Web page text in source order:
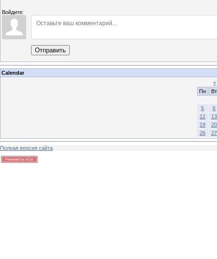
Войдите:
Отправить
Calendar
«
Пн
Вт
5
6
12
13
19
20
26
27
Полная версия сайта